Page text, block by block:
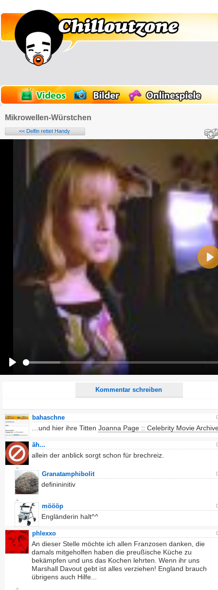
Mikrowellen-Würstchen
<< Delfin rettet Handy
Kommentar schreiben
E-Mail-Adresse (optional):
Alle HTML-Tags außer <br>, <strike> und <i> werden aus Deinem Kommentar entfernt.
URLs werden automatisch umgewandelt. Bitte verwende "www." oder "http://" in URLs
Ich möchte eine E-Mail, wenn zu meinem Kommentar Antworten erscheinen.
Ich möchte eine E-Mail, wenn auf dieser Seite weitere Kommentare erscheinen.
bahaschne
…und hier ihre Titten Joanna Page :: Celebrity Movie
äh...
allein der anblick sorgt schon für brechreiz.
Granatamphibolit
definininitiv
möööp
Engländerin halt^^
phlexxo
An dieser Stelle möchte ich allen Franzosen danken, die
damals mitgeholfen haben die preußische Küche zu
bekämpfen und uns das Kochen lehrten. Wenn ihr uns
Marshall Davout gebt ist alles verziehen! England brauch
übrigens auch Hilfe...